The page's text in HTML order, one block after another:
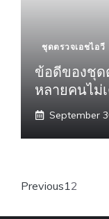
ชุดตรวจเอชไอวี
ข้อดีของชุด
หลายคนไม่
September
Previous1 2